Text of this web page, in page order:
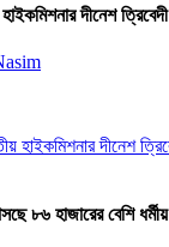
দীনেশ ত্রিবেদী
৮৬ হাজারের বেশি ধর্মীয়